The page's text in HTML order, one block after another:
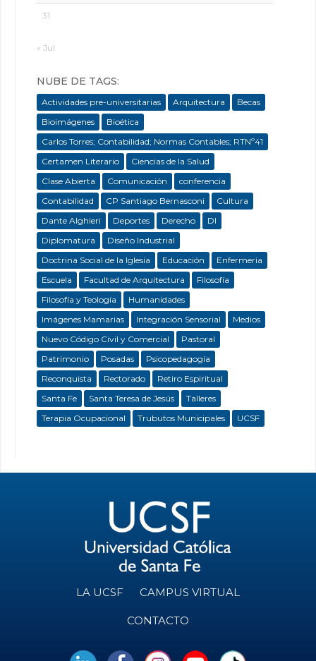
31
« Jul
NUBE DE TAGS:
Actividades pre-universitarias Arquitectura
Becas
Bioimágenes
Bioética
Carlos Torres; Contabilidad; Normas Contables; RTNº41
Certamen Literario
Ciencias de la Salud
Clase Abierta
Comunicación
conferencia
Contabilidad
CP Santiago Bernasconi
Cultura
Dante Alghieri
Deportes Derecho
DI
Diplomatura
Diseño Industrial
Doctrina Social de la Iglesia
Educación
Enfermeria
Escuela
Facultad de Arquitectura
Filosofía
Filosofía y Teología
Humanidades
Imágenes Mamarias
Integración Sensorial
Medios
Nuevo Código Civil y Comercial
Pastoral
Patrimonio
Posadas
Psicopedagogía
Reconquista
Rectorado
Retiro Espiritual
Santa Fe
Santa Teresa de Jesús
Talleres
Terapia Ocupacional
Trubutos Municipales UCSF
LA UCSF CAMPUS VIRTUAL
CONTACTO